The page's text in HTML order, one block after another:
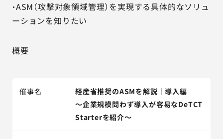
・ASM（攻撃対象領域管理）を実現する具体的なソリュ
ーションを知りたい
概要
催事名
経産省推奨のASMを解説｜導入編
～企業規模問わず導入が容易なDeTCT
Starterを紹介～